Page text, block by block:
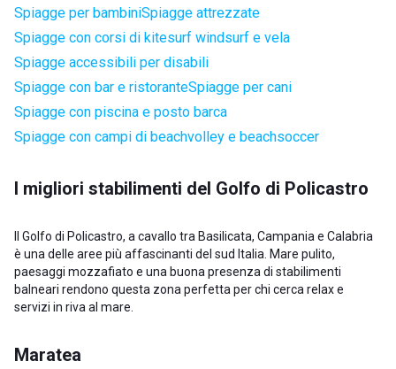
Spiagge per bambiniSpiagge attrezzate
Spiagge con corsi di kitesurf windsurf e vela
Spiagge accessibili per disabili
Spiagge con bar e ristoranteSpiagge per cani
Spiagge con piscina e posto barca
Spiagge con campi di beachvolley e beachsoccer
I migliori stabilimenti del Golfo di Policastro
Il Golfo di Policastro, a cavallo tra Basilicata, Campania e Calabria
è una delle aree più affascinanti del sud Italia. Mare pulito,
paesaggi mozzafiato e una buona presenza di stabilimenti
balneari rendono questa zona perfetta per chi cerca relax e
servizi in riva al mare.
Maratea